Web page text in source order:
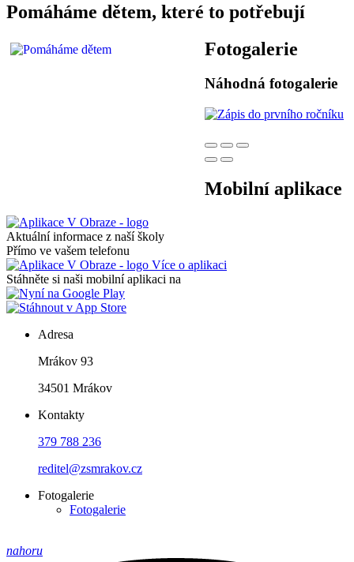
Pomáháme dětem, které to potřebují
Fotogalerie
Náhodná fotogalerie
Mobilní aplikace
Aktuální informace z naší školy
Přímo ve vašem telefonu
Více o aplikaci
Stáhněte si naši mobilní aplikaci na
Adresa
Mrákov 93
34501 Mrákov
Kontakty
379 788 236
reditel@zsmrakov.cz
Fotogalerie
Fotogalerie
nahoru